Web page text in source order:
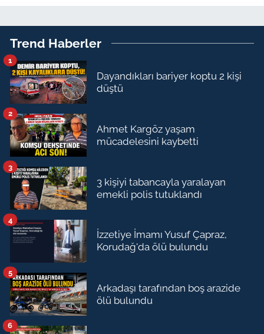
Trend Haberler
Dayandıkları bariyer koptu 2 kişi
düştü
1
Ahmet Kargöz yaşam
mücadelesini kaybetti
2
3 kişiyi tabancayla yaralayan
emekli polis tutuklandı
3
İzzetiye İmamı Yusuf Çapraz,
Korudağ'da ölü bulundu
4
Arkadaşı tarafından boş arazide
ölü bulundu
5
6